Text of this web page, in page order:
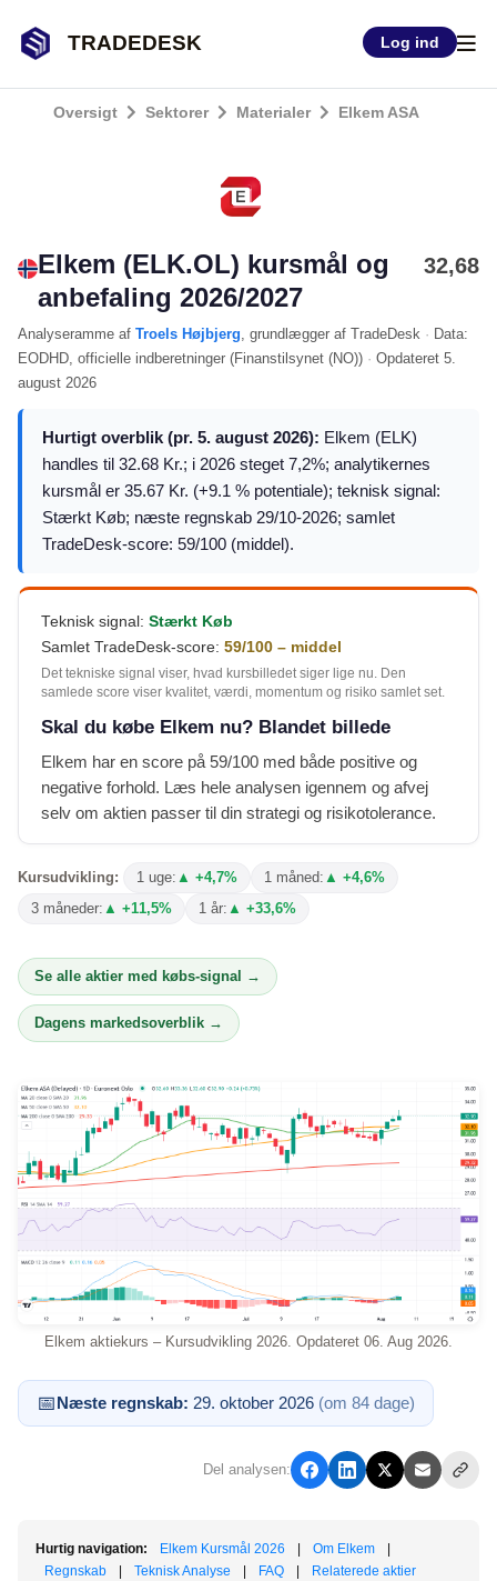
TRADEDESK Log ind
Oversigt Sektorer Materialer Elkem ASA
Elkem (ELK.OL) kursmål og
anbefaling 2026/2027
32,68
Analyseramme af Troels Højbjerg, grundlægger af TradeDesk · Data:
EODHD, officielle indberetninger (Finanstilsynet (NO)) · Opdateret 5.
august 2026
Hurtigt overblik (pr. 5. august 2026): Elkem (ELK)
handles til 32.68 Kr.; i 2026 steget 7,2%; analytikernes
kursmål er 35.67 Kr. (+9.1 % potentiale); teknisk signal:
Stærkt Køb; næste regnskab 29/10-2026; samlet
TradeDesk-score: 59/100 (middel).
Teknisk signal: Stærkt Køb
Samlet TradeDesk-score: 59/100 – middel
Det tekniske signal viser, hvad kursbilledet siger lige nu. Den
samlede score viser kvalitet, værdi, momentum og risiko samlet set.
Skal du købe Elkem nu? Blandet billede
Elkem har en score på 59/100 med både positive og
negative forhold. Læs hele analysen igennem og afvej
selv om aktien passer til din strategi og risikotolerance.
Kursudvikling: 1 uge: ▲ +4,7% 1 måned: ▲ +4,6%
3 måneder: ▲ +11,5% 1 år: ▲ +33,6%
Se alle aktier med købs-signal →
Dagens markedsoverblik →
Elkem aktiekurs – Kursudvikling 2026. Opdateret 06. Aug 2026.
📅Næste regnskab: 29. oktober 2026 (om 84 dage)
Del analysen:
Hurtig navigation: Elkem Kursmål 2026 Om Elkem
Regnskab
Teknisk Analyse FAQ Relaterede aktier